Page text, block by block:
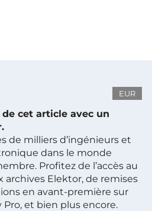
EUR
cet article avec un
de milliers d’ingénieurs et
dans le monde
Profitez de l’accès au
archives Elektor, de remises
en avant-première sur
et bien plus encore.